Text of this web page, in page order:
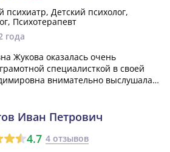
психиатр, Детский психолог,
Психотерапевт
года
Жукова оказалась очень
специалисткой в своей
внимательно выслушала
котор...»
Иван Петрович
4.7 4 отзывов